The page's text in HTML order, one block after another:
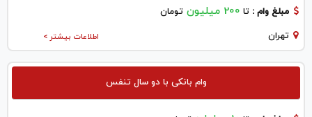
مبلغ وام : تا 200 میلیون تومان
اطلاعات بیشتر > تهران
وام بانکی با دو سال تنفس